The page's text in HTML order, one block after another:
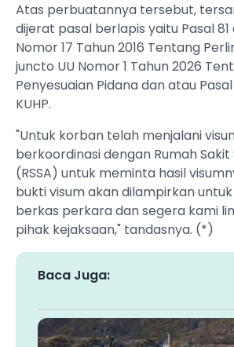
Atas perbuatannya tersebut,
dijerat pasal berlapis yaitu Pasal
Nomor 17 Tahun 2016 Tentang
juncto UU Nomor 1 Tahun 2026
Penyesuaian Pidana dan atau
KUHP.
"Untuk korban telah menjalani
berkoordinasi dengan Rumah Sakit
(RSSA) untuk meminta hasil
bukti visum akan dilampirkan
berkas perkara dan segera kami
pihak kejaksaan," tandasnya. (*)
Baca Juga: